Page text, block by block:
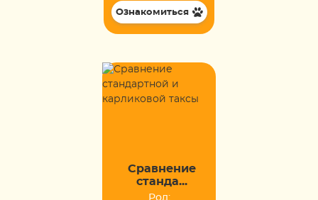
Ознакомиться
Сравнение
станда...